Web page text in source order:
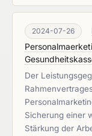
2024-07-26
Der
Sicherung einer
Stärkung der